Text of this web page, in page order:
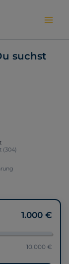
suchst
(304)
1.000 €
10.000 €